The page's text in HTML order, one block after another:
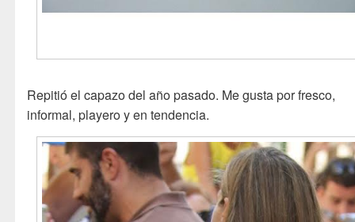
Repitió el capazo del año pasado. Me gusta por fresco,
informal, playero y en tendencia.